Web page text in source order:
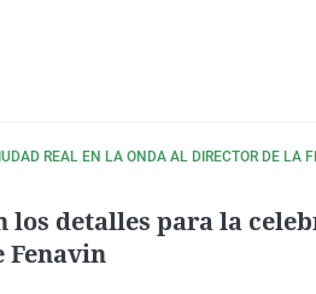
REAL EN LA ONDA AL DIRECTOR DE LA
los detalles para la
Fenavin